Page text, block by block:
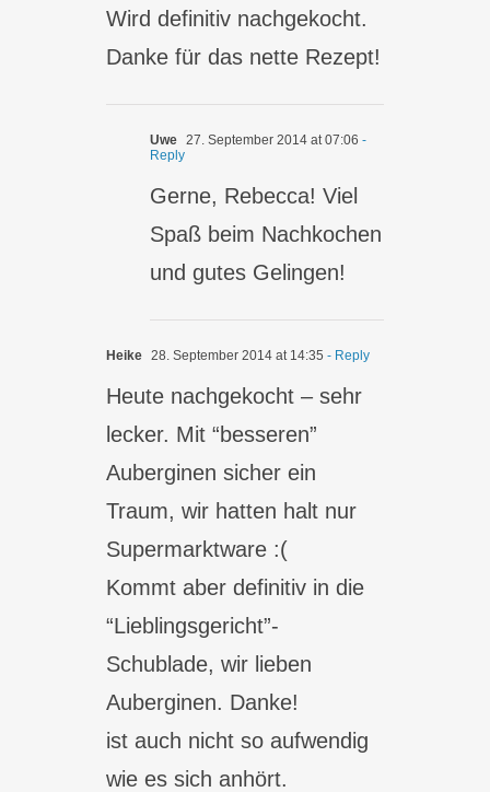
Wird definitiv nachgekocht.
Danke für das nette Rezept!
Uwe 27. September 2014 at 07:06 -
Reply
Gerne, Rebecca! Viel
Spaß beim Nachkochen
und gutes Gelingen!
Heike 28. September 2014 at 14:35 - Reply
Heute nachgekocht – sehr
lecker. Mit “besseren”
Auberginen sicher ein
Traum, wir hatten halt nur
Supermarktware :(
Kommt aber definitiv in die
“Lieblingsgericht”-
Schublade, wir lieben
Auberginen. Danke!
ist auch nicht so aufwendig
wie es sich anhört.